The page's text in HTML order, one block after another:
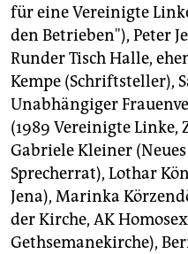
für eine Vereinigte
den Betrieben"), Peter
Runder Tisch Halle,
Kempe (Schriftsteller),
Unabhängiger
(1989 Vereinigte Linke,
Gabriele Kleiner
Sprecherrat), Lothar
Jena), Marinka
der Kirche, AK
Gethsemanekirche),